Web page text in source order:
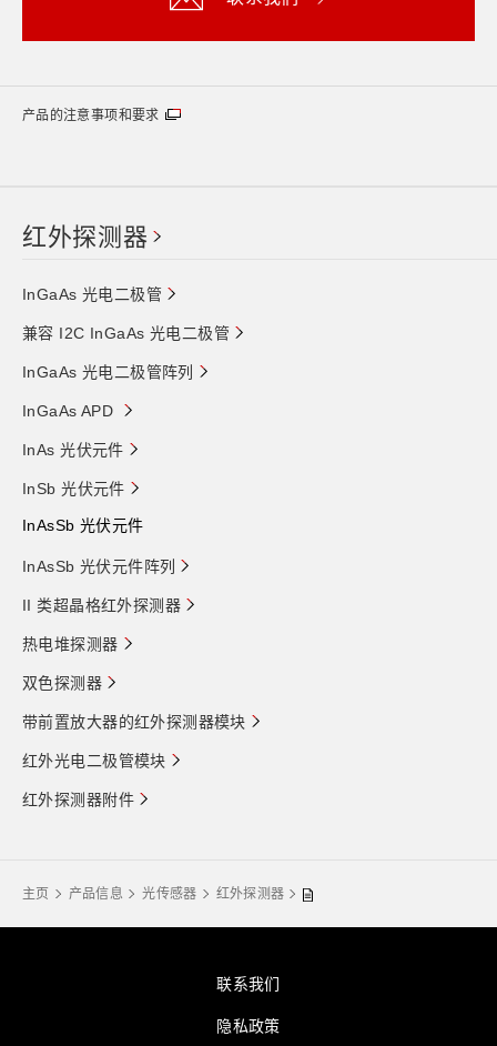
产品的注意事项和要求
红外探测器
InGaAs 光电二极管
兼容 I2C InGaAs 光电二极管
InGaAs 光电二极管阵列
InGaAs APD
InAs 光伏元件
InSb 光伏元件
InAsSb 光伏元件
InAsSb 光伏元件阵列
II 类超晶格红外探测器
热电堆探测器
双色探测器
带前置放大器的红外探测器模块
红外光电二极管模块
红外探测器附件
主页 产品信息 光传感器 红外探测器
联系我们
隐私政策